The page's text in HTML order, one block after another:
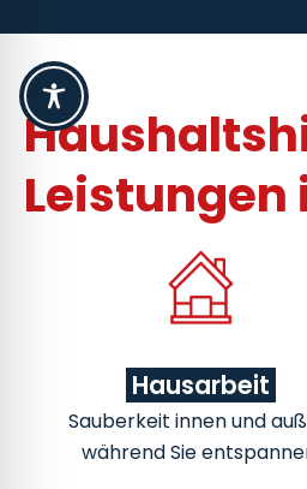
Leistungen
Hausarbeit
Sauberkeit innen und
während Sie